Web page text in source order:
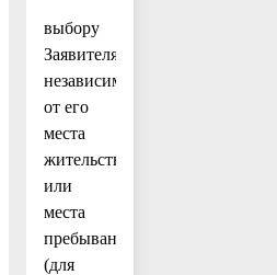
выбору
Заявителя
независимо
от его
места
жительства
или
места
пребывания
(для